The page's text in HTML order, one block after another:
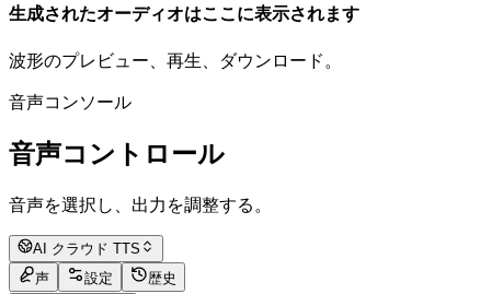
生成されたオーディオはここに表示されます
波形のプレビュー、再生、ダウンロード。
音声コンソール
音声コントロール
音声を選択し、出力を調整する。
AI クラウド TTS
声
設定
歴史